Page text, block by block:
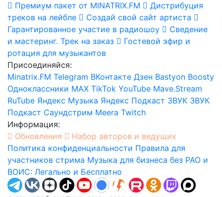
Премиум пакет от MINATRIX.FM
Дистрибуция
треков на лейбле
Создай свой сайт артиста
Гарантированное участие в радиошоу
Сведение
и мастеринг. Трек на заказ
Гостевой эфир и
ротация для музыкантов
Присоединяйся:
Minatrix.FM Telegram ВКонтакте Дзен Bastyon Boosty
Одноклассники MAX TikTok YouTube Mave.Stream
RuTube Яндекс Музыка Яндекс Подкаст ЗВУК ЗВУК
Подкаст Саундстрим Meera Twitch
Информация:
Обновления
Набор авторов и ведущих
Политика конфиденциальности Правила для
участников стрима Музыка для бизнеса без РАО и
ВОИС: Легально и Бесплатно